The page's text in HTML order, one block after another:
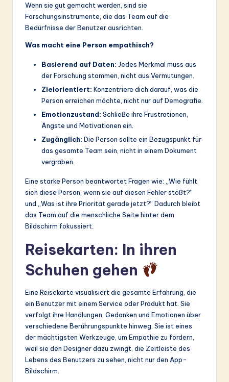
Wenn sie gut gemacht werden, sind sie
Forschungsinstrumente, die das Team auf die
Bedürfnisse der Benutzer ausrichten.
Was macht eine Person empathisch?
Basierend auf Daten: Jedes Merkmal muss aus
der Forschung stammen, nicht aus Vermutungen.
Zielorientiert: Konzentriere dich darauf, was die
Person erreichen möchte, nicht nur auf Demografie.
Emotionzustand: Schließe ihre Frustrationen,
Ängste und Motivationen ein.
Zugänglich: Die Person sollte ein Bezugspunkt für
das gesamte Team sein, nicht in einem Dokument
vergraben.
Eine starke Person beantwortet Fragen wie: „Wie fühlt
sich diese Person, wenn sie auf diesen Fehler stößt?“
und „Was ist ihre Priorität gerade jetzt?“ Dadurch bleibt
das Team auf die menschliche Seite hinter dem
Bildschirm fokussiert.
Reisekarten: In ihren
Schuhen gehen
Eine Reisekarte visualisiert die gesamte Erfahrung, die
ein Benutzer mit einem Service oder Produkt hat. Sie
verfolgt ihre Handlungen, Gedanken und Emotionen über
verschiedene Berührungspunkte hinweg. Sie ist eines
der mächtigsten Werkzeuge, um Empathie zu fördern,
weil sie den Designer dazu zwingt, die Zeitleiste des
Lebens des Benutzers zu sehen, nicht nur den App-
Bildschirm.